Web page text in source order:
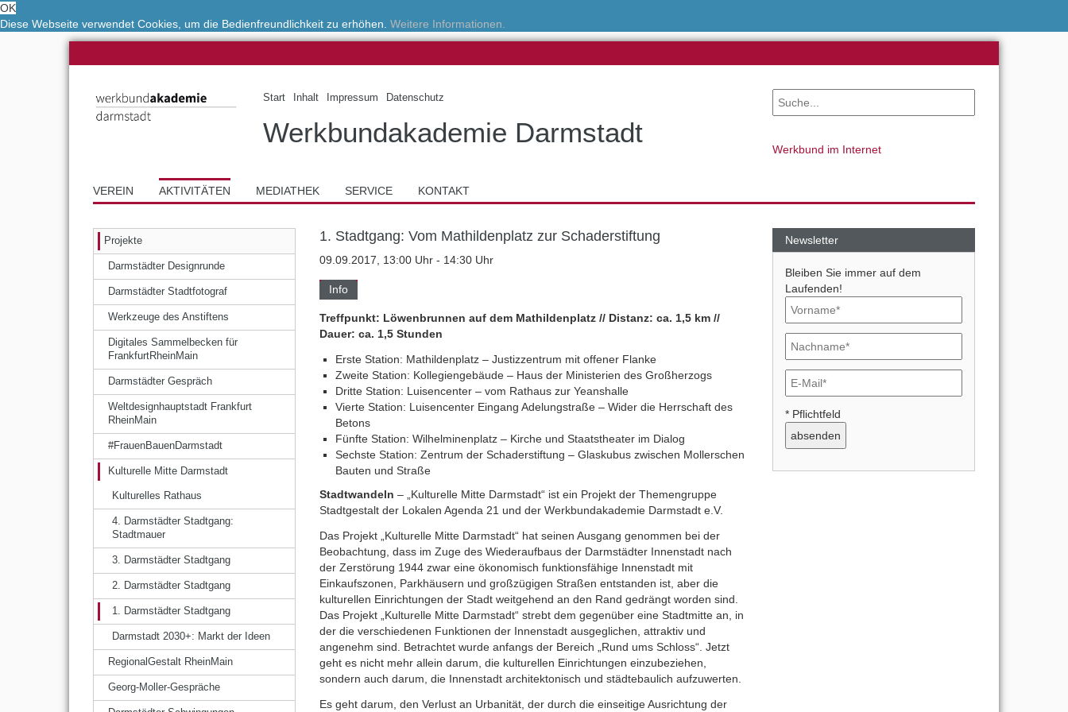
OK
Diese Webseite verwendet Cookies, um die Bedienfreundlichkeit zu erhöhen. Weitere Informationen.
Start Inhalt Impressum Datenschutz
Werkbundakademie Darmstadt
Werkbund im Internet
VEREIN AKTIVITÄTEN MEDIATHEK SERVICE KONTAKT
Projekte
Darmstädter Designrunde
Darmstädter Stadtfotograf
Werkzeuge des Anstiftens
Digitales Sammelbecken für
FrankfurtRheinMain
Darmstädter Gespräch
Weltdesignhauptstadt Frankfurt
RheinMain
#FrauenBauenDarmstadt
Kulturelle Mitte Darmstadt
Kulturelles Rathaus
4. Darmstädter Stadtgang:
Stadtmauer
3. Darmstädter Stadtgang
2. Darmstädter Stadtgang
1. Darmstädter Stadtgang
Darmstadt 2030+: Markt der Ideen
RegionalGestalt RheinMain
Georg-Moller-Gespräche
1. Stadtgang: Vom Mathildenplatz zur Schaderstiftung
09.09.2017, 13:00 Uhr - 14:30 Uhr
Info
Treffpunkt: Löwenbrunnen auf dem Mathildenplatz // Distanz: ca. 1,5 km //
Dauer: ca. 1,5 Stunden
Erste Station: Mathildenplatz – Justizzentrum mit offener Flanke
Zweite Station: Kollegiengebäude – Haus der Ministerien des Großherzogs
Dritte Station: Luisencenter – vom Rathaus zur Yeanshalle
Vierte Station: Luisencenter Eingang Adelungstraße – Wider die Herrschaft des
Betons
Fünfte Station: Wilhelminenplatz – Kirche und Staatstheater im Dialog
Sechste Station: Zentrum der Schaderstiftung – Glaskubus zwischen Mollerschen
Bauten und Straße
Stadtwandeln – „Kulturelle Mitte Darmstadt“ ist ein Projekt der Themengruppe
Stadtgestalt der Lokalen Agenda 21 und der Werkbundakademie Darmstadt e.V.
Das Projekt „Kulturelle Mitte Darmstadt“ hat seinen Ausgang genommen bei der
Beobachtung, dass im Zuge des Wiederaufbaus der Darmstädter Innenstadt nach
der Zerstörung 1944 zwar eine ökonomisch funktionsfähige Innenstadt mit
Einkaufszonen, Parkhäusern und großzügigen Straßen entstanden ist, aber die
kulturellen Einrichtungen der Stadt weitgehend an den Rand gedrängt worden sind.
Das Projekt „Kulturelle Mitte Darmstadt“ strebt dem gegenüber eine Stadtmitte an, in
der die verschiedenen Funktionen der Innenstadt ausgeglichen, attraktiv und
angenehm sind. Betrachtet wurde anfangs der Bereich „Rund ums Schloss“. Jetzt
geht es nicht mehr allein darum, die kulturellen Einrichtungen einzubeziehen,
sondern auch darum, die Innenstadt architektonisch und städtebaulich aufzuwerten.
Es geht darum, den Verlust an Urbanität, der durch die einseitige Ausrichtung der
Newsletter
Bleiben Sie immer auf dem
Laufenden!
* Pflichtfeld